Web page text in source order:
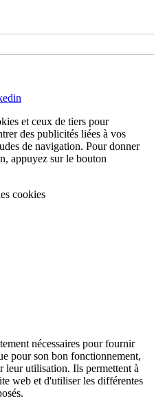
et ceux de tiers pour
des publicités liées à vos
de navigation. Pour donner
appuyez sur le bouton
cookies
nécessaires pour fournir
pour son bon fonctionnement,
leur utilisation. Ils permettent à
web et d'utiliser les différentes